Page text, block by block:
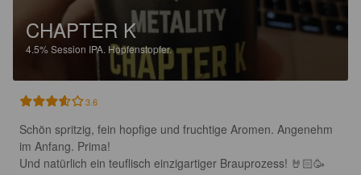
CHAPTER K
4.5%Session IPA. Hopfenstopfer.
3.6
Schön spritzig, fein hopfige und fruchtige Aromen. Angenehm
im Anfang. Prima!
Und natürlich ein teuflisch einzigartiger Brauprozess! 🤘🏻🥳